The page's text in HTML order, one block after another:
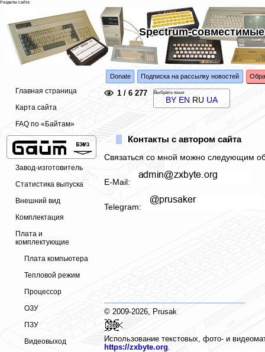
Spectrum-
Главная страница
Карта сайта
FAQ по «Байтам»
Завод-изготовитель
Статистика выпуска
Внешний вид
Комплектация
Плата и
комплектующие
Плата компьютера
Тепловой режим
Процессор
ОЗУ
ПЗУ
Видеовыход
Разделы сайта
Donate Подписка на рассылку новостей
1 / 6 277 Выбрать язык
BY EN RU UA
Контакты с автором сайта
Связаться со мной можно следующим
E-Mail:
Telegram:
© 2009-2026, Prusak
Использование текстовых, фото- и
https://zxbyte.org